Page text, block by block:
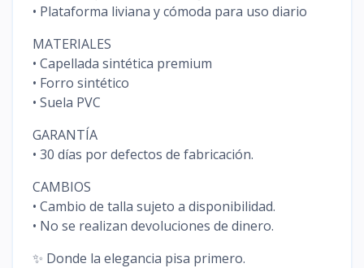
• Plataforma liviana y cómoda para uso diario
MATERIALES
• Capellada sintética premium
• Forro sintético
• Suela PVC
GARANTÍA
• 30 días por defectos de fabricación.
CAMBIOS
• Cambio de talla sujeto a disponibilidad.
• No se realizan devoluciones de dinero.
✨ Donde la elegancia pisa primero.